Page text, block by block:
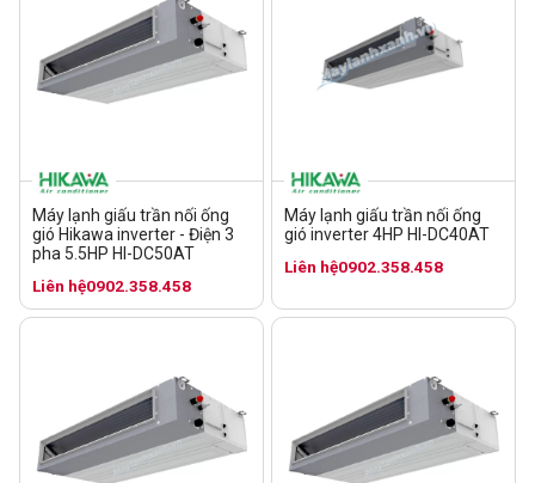
Máy lạnh giấu trần nối ống
gió Hikawa inverter - Điện 3
pha 5.5HP HI-DC50AT
Liên hệ0902.358.458
Máy lạnh giấu trần nối ống
gió inverter 4HP HI-DC40AT
Liên hệ0902.358.458